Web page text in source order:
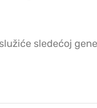
sledećoj